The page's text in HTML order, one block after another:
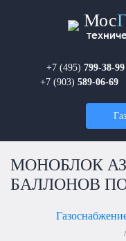
Мос
+7 (495) 799-38-99
+7 (903) 589-06-69
МОНОБЛОК
БАЛЛОНОВ